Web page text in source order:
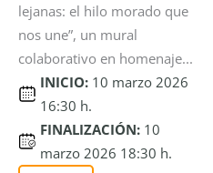
lejanas: el hilo morado que
nos une”, un mural
colaborativo en homenaje...
INICIO: 10 marzo 2026
16:30 h.
FINALIZACIÓN: 10
marzo 2026 18:30 h.